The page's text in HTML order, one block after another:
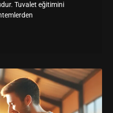
Tuvalet eğitimini